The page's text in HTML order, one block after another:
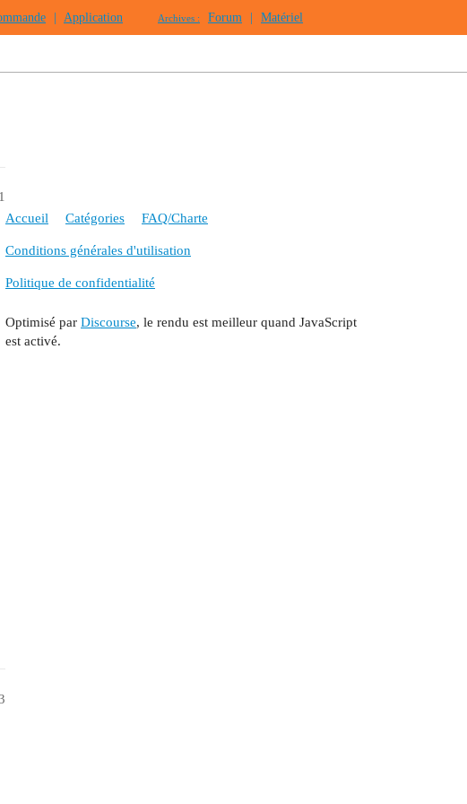
Application Archives : Forum Matériel
Accueil Catégories FAQ/Charte
Conditions générales d'utilisation
Politique de confidentialité
Optimisé par Discourse, le rendu est meilleur quand JavaScript
est activé.